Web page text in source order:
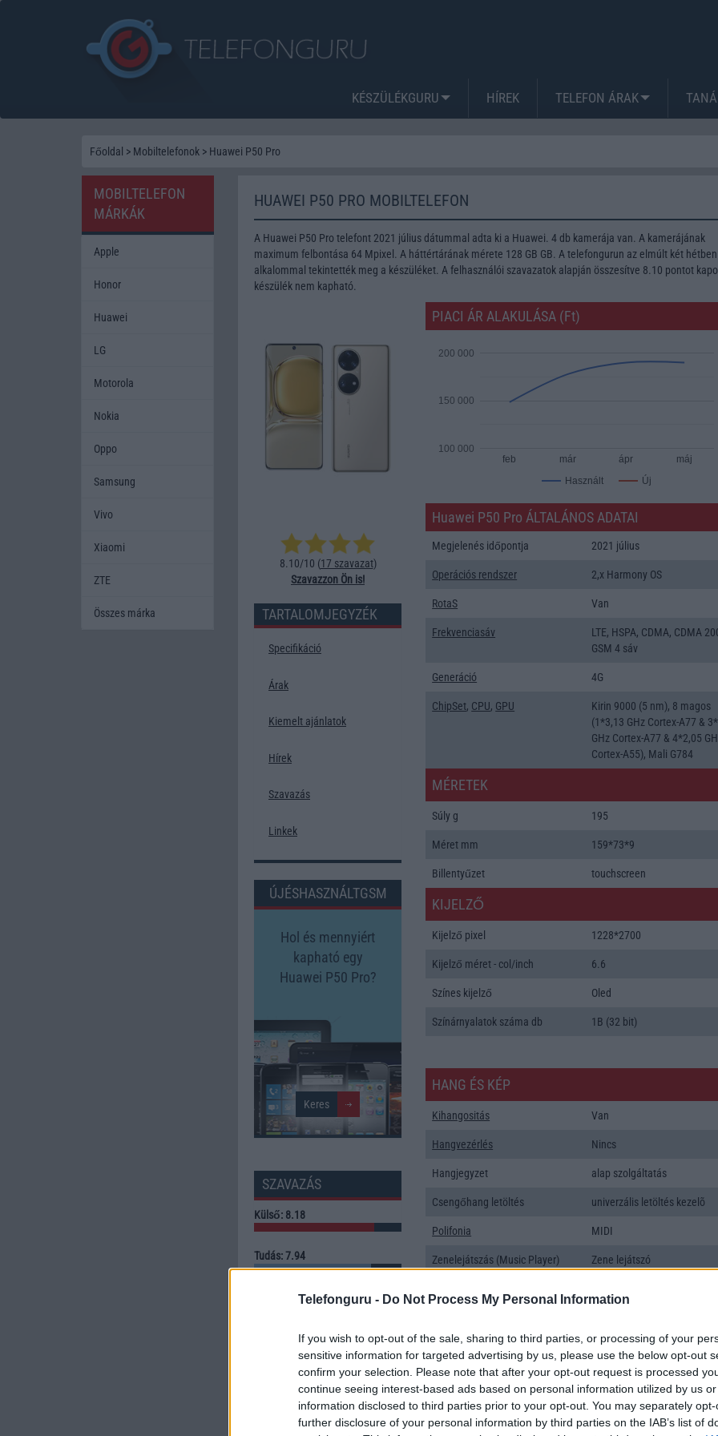
Telefonguru - Do Not Process My Personal Information
If you wish to opt-out of the sale, sharing to third parties, or processing of your
sensitive information for targeted advertising by us, please use the below opt-out
confirm your selection. Please note that after your opt-out request is processed
continue seeing interest-based ads based on personal information utilized by us
information disclosed to third parties prior to your opt-out. You may separately
further disclosure of your personal information by third parties on the IAB’s list of
KÉSZÜLÉKGURU HÍREK TELEFON ÁRAK
Főoldal > Mobiltelefonok > Huawei P50 Pro
HUAWEI P50 PRO MOBILTELEFON
A Huawei P50 Pro telefont 2021 július dátummal adta ki a Huawei. 4 db kamerája van. A kamerájának
maximum felbontása 64 Mpixel. A háttértárának mérete 128 GB GB. A telefongurun az elmúlt két
alkalommal tekintették meg a készüléket. A felhasználói szavazatok alapján összesítve 8.10 pontot
készülék nem kapható.
8.10/10 (17 szavazat)
Szavazzon Ön is!
TARTALOMJEGYZÉK
Specifikáció
Árak
Kiemelt ajánlatok
Hírek
Szavazás
Linkek
ÚJÉSHASZNÁLTGSM
Hol és mennyiért
kapható egy
Huawei P50 Pro?
SZAVAZÁS
Külső: 8.18
Tudás: 7.94
Minőség: 8.18
Értékelés: 8.10 | Szavazatok: 17
Szavazzon Ön is!
PIACI ÁR ALAKULÁSA (Ft)
Használt Új
feb már ápr máj
100 000
150 000
200 000
Huawei P50 Pro ÁLTALÁNOS ADATAI
Megjelenés időpontja 2021 július
Operációs rendszer 2,x Harmony OS
RotaS Van
Frekvenciasáv
LTE, HSPA, CDMA, CDMA
GSM 4 sáv
Generáció 4G
ChipSet, CPU, GPU
Kirin 9000 (5 nm), 8 magos
(1*3,13 GHz Cortex-A77 &
GHz Cortex-A77 & 4*2,05
Cortex-A55), Mali G784
MÉRETEK
Súly g 195
Méret mm 159*73*9
Billentyűzet touchscreen
KIJELZŐ
Kijelző pixel 1228*2700
Kijelző méret - col/inch 6.6
Színes kijelző Oled
Színárnyalatok száma db 1B (32 bit)
HANG ÉS KÉP
Kihangositás Van
Hangvezérlés Nincs
Hangjegyzet alap szolgáltatás
Csengőhang letöltés univerzális letöltés kezelõ
Polifonia MIDI
Zenelejátszás (Music Player) Zene lejátszó
Max. kamera felbontás (több
kamera esetén)
64 Mpixel
Video lejátszás 4K UHD lejátszó
MEMÓRIA ÉS TÁRHELY
MOBILTELEFON
MÁRKÁK
Apple
Honor
Huawei
LG
Motorola
Nokia
Oppo
Samsung
Vivo
Xiaomi
ZTE
Összes márka